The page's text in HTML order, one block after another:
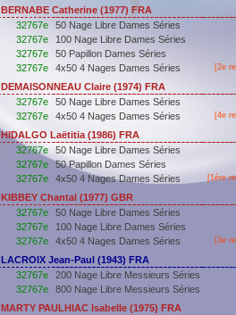
BERNABE Catherine (1977) FRA
32767e
50 Nage Libre Dames Séries
32767e
100 Nage Libre Dames Séries
32767e
50 Papillon Dames Séries
32767e
4x50 4 Nages Dames Séries [2e
DEMAISONNEAU Claire (1974) FRA
32767e
50 Nage Libre Dames Séries
32767e
4x50 4 Nages Dames Séries [4e
HIDALGO Laëtitia (1986) FRA
32767e
50 Nage Libre Dames Séries
32767e
50 Papillon Dames Séries
32767e
4x50 4 Nages Dames Séries [1ère
KIBBEY Chantal (1977) GBR
32767e
50 Nage Libre Dames Séries
32767e
100 Nage Libre Dames Séries
32767e
4x50 4 Nages Dames Séries [3e
LACROIX Jean-Paul (1943) FRA
32767e
200 Nage Libre Messieurs Séries
32767e
800 Nage Libre Messieurs Séries
MARTY PAULHIAC Isabelle (1975) FRA